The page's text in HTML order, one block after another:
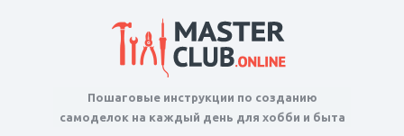
Пошаговые инструкции по созданию
самоделок на каждый день для хобби и быта